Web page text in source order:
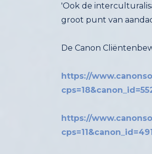
'Ook de
groot punt van
De Canon
https://
https://